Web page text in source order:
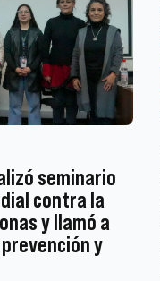
seminario
contra la
y llamó a
y